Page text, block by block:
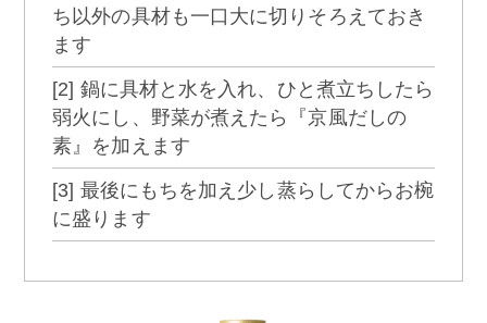
ち以外の具材も一口大に切りそろえておき
ます
[2] 鍋に具材と水を入れ、ひと煮立ちしたら
弱火にし、野菜が煮えたら『京風だしの
素』を加えます
[3] 最後にもちを加え少し蒸らしてからお椀
に盛ります